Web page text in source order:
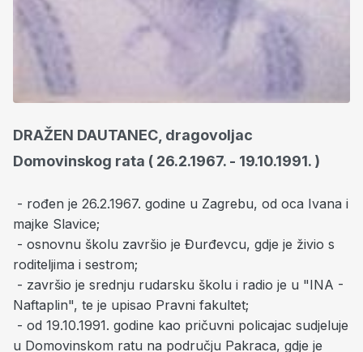
DRAŽEN DAUTANEC, dragovoljac
Domovinskog rata ( 26.2.1967. - 19.10.1991. )
- rođen je 26.2.1967. godine u Zagrebu, od oca Ivana i
majke Slavice;
- osnovnu školu završio je Đurđevcu, gdje je živio s
roditeljima i sestrom;
- završio je srednju rudarsku školu i radio je u "INA -
Naftaplin", te je upisao Pravni fakultet;
- od 19.10.1991. godine kao pričuvni policajac sudjeluje
u Domovinskom ratu na području Pakraca, gdje je